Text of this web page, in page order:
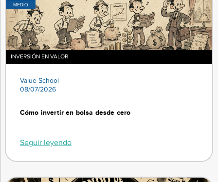
MEDIO
INVERSIÓN EN VALOR
Value School
08/07/2026
Cómo invertir en bolsa desde cero
Seguir leyendo